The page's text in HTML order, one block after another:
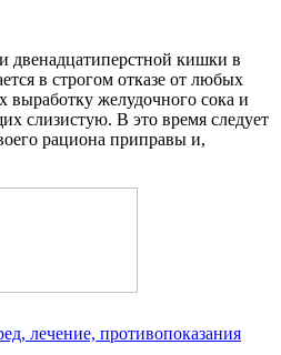
двенадцатиперстной кишки в
в строгом отказе от любых
желудочного сока и
слизистую. В это время следует
рациона приправы и,
лечение, противопоказания